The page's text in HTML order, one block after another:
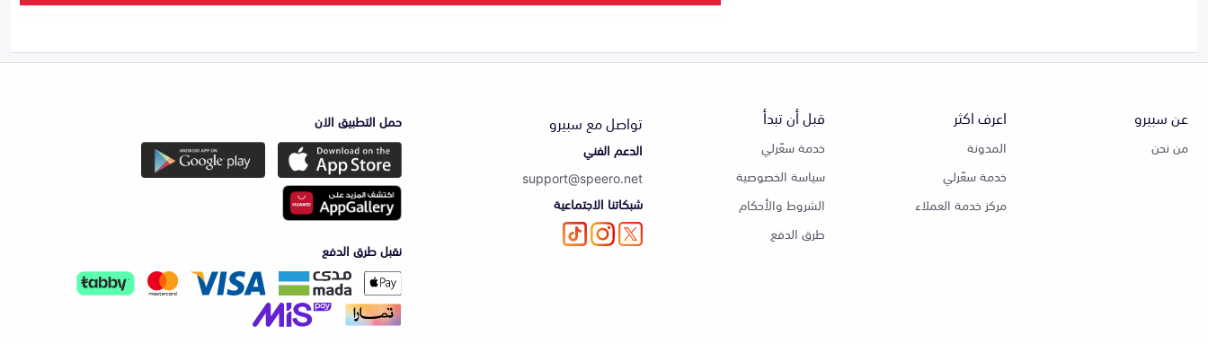
عن سبيرو
من نحن
اعرف اكثر
المدونة
خدمة سعّرلي
مركز خدمة العملاء
قبل أن تبدأ
خدمة سعّرلي
سياسة الخصوصية
الشروط والأحكام
طرق الدفع
تواصل مع سبيرو
الدعم الفني
support@speero.net
شبكاتنا الاجتماعية
حمل التطبيق الان
نقبل طرق الدفع